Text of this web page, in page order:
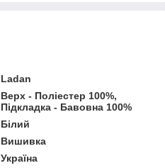
Ladan
Верх - Поліестер 100%,
Підкладка - Бавовна 100%
Білий
Вишивка
Україна